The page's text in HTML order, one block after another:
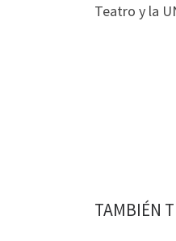
Teatro y la
TAMBIÉN